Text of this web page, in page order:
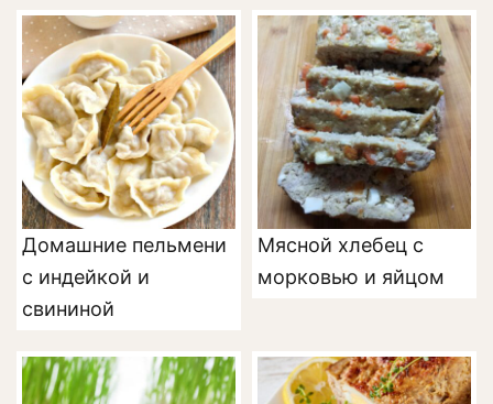
Домашние пельмени
с индейкой и
свининой
Мясной хлебец с
морковью и яйцом